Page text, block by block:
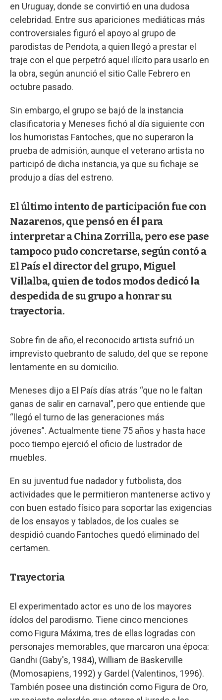
en Uruguay, donde se convirtió en una dudosa
celebridad. Entre sus apariciones mediáticas más
controversiales figuró el apoyo al grupo de
parodistas de Pendota, a quien llegó a prestar el
traje con el que perpetró aquel ilícito para usarlo en
la obra, según anunció el sitio Calle Febrero en
octubre pasado.
Sin embargo, el grupo se bajó de la instancia
clasificatoria y Meneses fichó al día siguiente con
los humoristas Fantoches, que no superaron la
prueba de admisión, aunque el veterano artista no
participó de dicha instancia, ya que su fichaje se
produjo a días del estreno.
El último intento de participación fue con
Nazarenos, que pensó en él para
interpretar a China Zorrilla, pero ese pase
tampoco pudo concretarse, según contó a
El País el director del grupo, Miguel
Villalba, quien de todos modos dedicó la
despedida de su grupo a honrar su
trayectoria.
Sobre fin de año, el reconocido artista sufrió un
imprevisto quebranto de saludo, del que se repone
lentamente en su domicilio.
Meneses dijo a El País días atrás “que no le faltan
ganas de salir en carnaval”, pero que entiende que
“llegó el turno de las generaciones más
jóvenes”. Actualmente tiene 75 años y hasta hace
poco tiempo ejerció el oficio de lustrador de
muebles.
En su juventud fue nadador y futbolista, dos
actividades que le permitieron mantenerse activo y
con buen estado físico para soportar las exigencias
de los ensayos y tablados, de los cuales se
despidió cuando Fantoches quedó eliminado del
certamen.
Trayectoria
El experimentado actor es uno de los mayores
ídolos del parodismo. Tiene cinco menciones
como Figura Máxima, tres de ellas logradas con
personajes memorables, que marcaron una época:
Gandhi (Gaby's, 1984), William de Baskerville
(Momosapiens, 1992) y Gardel (Valentinos, 1996).
También posee una distinción como Figura de Oro,